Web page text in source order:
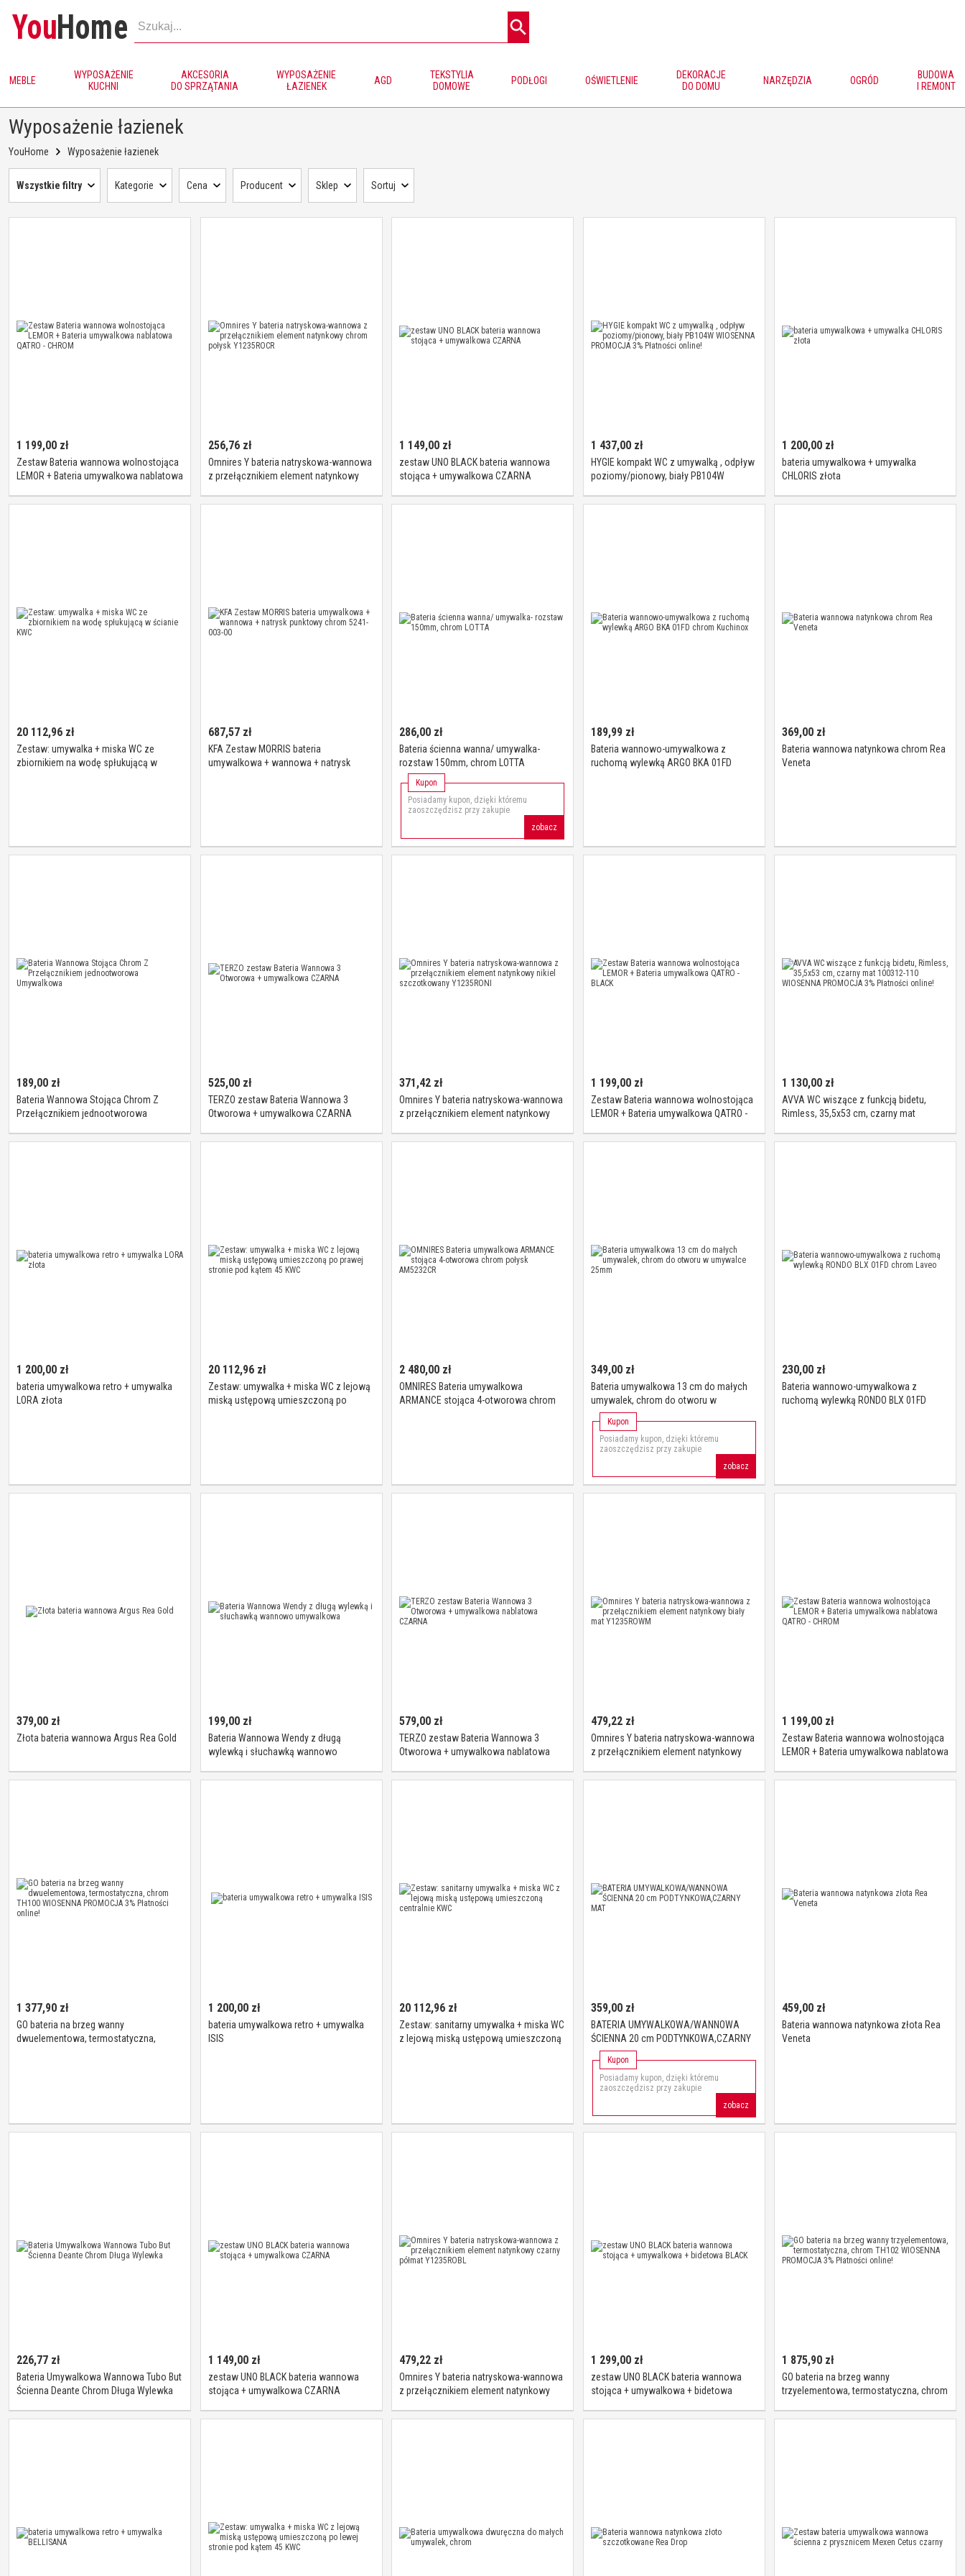
YouHome
MEBLE
WYPOSAŻENIE
KUCHNI
AKCESORIA
DO SPRZĄTANIA
WYPOSAŻENIE
ŁAZIENEK
AGD
TEKSTYLIA
DOMOWE
PODŁOGI OŚWIETLENIE
DEKORACJE
DO DOMU
NARZĘDZIA OGRÓD
BUDOWA
I REMONT
Wyposażenie łazienek
YouHome Wyposażenie łazienek
Wszystkie filtry Kategorie Cena Producent Sklep Sortuj
1 199,00 zł
Zestaw Bateria wannowa wolnostojąca
LEMOR + Bateria umywalkowa nablatowa
256,76zł
Omnires Y bateria natryskowa-wannowa
z przełącznikiem element natynkowy
1 149,00 zł
zestaw UNO BLACK bateria wannowa
stojąca + umywalkowa CZARNA
1 437,00zł
HYGIE kompakt WC z umywalką , odpływ
poziomy/pionowy, biały PB104W
online!
1 200,00 zł
bateria umywalkowa + umywalka
CHLORIS złota
20 112,96 zł
Zestaw: umywalka + miska WC ze
zbiornikiem na wodę spłukującą w
687,57zł
KFA Zestaw MORRIS bateria
umywalkowa + wannowa + natrysk
286,00 zł
Bateria ścienna wanna/ umywalka-
rozstaw 150mm, chrom LOTTA
Kupon
Posiadamy kupon, dzięki któremu
zaoszczędzisz przy zakupie
zobacz
189,99zł
Bateria wannowo-umywalkowa z
ruchomą wylewką ARGO BKA 01FD
369,00 zł
Bateria wannowa natynkowa chrom Rea
Veneta
189,00 zł
Bateria Wannowa Stojąca Chrom Z
Przełącznikiem jednootworowa
525,00zł
TERZO zestaw Bateria Wannowa 3
Otworowa + umywalkowa CZARNA
371,42 zł
Omnires Y bateria natryskowa-wannowa
z przełącznikiem element natynkowy
1 199,00zł
Zestaw Bateria wannowa wolnostojąca
LEMOR + Bateria umywalkowa QATRO -
1 130,00 zł
AVVA WC wiszące z funkcją bidetu,
Rimless, 35,5x53 cm, czarny mat
Płatności online!
1 200,00 zł
bateria umywalkowa retro + umywalka
LORA złota
20 112,96zł
Zestaw: umywalka + miska WC z lejową
miską ustępową umieszczoną po
2 480,00 zł
OMNIRES Bateria umywalkowa
ARMANCE stojąca 4-otworowa chrom
349,00zł
Bateria umywalkowa 13 cm do małych
umywalek, chrom do otworu w
umywalce 25mm
Kupon
Posiadamy kupon, dzięki któremu
zaoszczędzisz przy zakupie
zobacz
230,00 zł
Bateria wannowo-umywalkowa z
ruchomą wylewką RONDO BLX 01FD
379,00 zł
Złota bateria wannowa Argus Rea Gold
199,00zł
Bateria Wannowa Wendy z długą
wylewką i słuchawką wannowo
579,00 zł
TERZO zestaw Bateria Wannowa 3
Otworowa + umywalkowa nablatowa
479,22zł
Omnires Y bateria natryskowa-wannowa
z przełącznikiem element natynkowy
1 199,00 zł
Zestaw Bateria wannowa wolnostojąca
LEMOR + Bateria umywalkowa nablatowa
1 377,90 zł
GO bateria na brzeg wanny
dwuelementowa, termostatyczna,
1 200,00zł
bateria umywalkowa retro + umywalka
ISIS
20 112,96 zł
Zestaw: sanitarny umywalka + miska WC
z lejową miską ustępową umieszczoną
359,00zł
BATERIA UMYWALKOWA/WANNOWA
ŚCIENNA 20 cm PODTYNKOWA,CZARNY
MAT
Kupon
Posiadamy kupon, dzięki któremu
zaoszczędzisz przy zakupie
zobacz
459,00 zł
Bateria wannowa natynkowa złota Rea
Veneta
226,77 zł
Bateria Umywalkowa Wannowa Tubo But
Ścienna Deante Chrom Długa Wylewka
1 149,00zł
zestaw UNO BLACK bateria wannowa
stojąca + umywalkowa CZARNA
479,22 zł
Omnires Y bateria natryskowa-wannowa
z przełącznikiem element natynkowy
1 299,00zł
zestaw UNO BLACK bateria wannowa
stojąca + umywalkowa + bidetowa
1 875,90 zł
GO bateria na brzeg wanny
trzyelementowa, termostatyczna, chrom
Płatności online!